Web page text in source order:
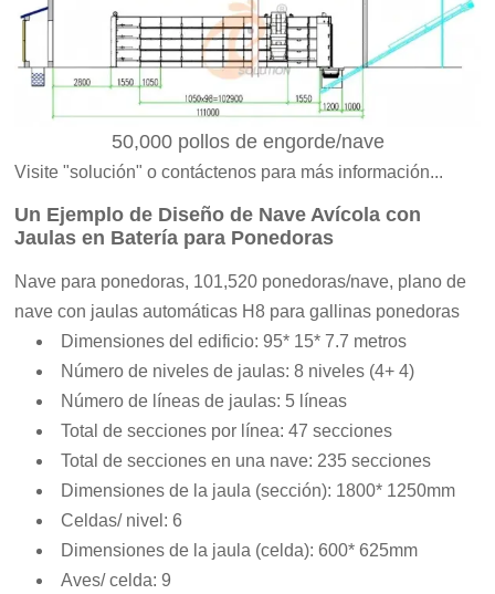
50,000 pollos de engorde/nave
Visite "solución" o contáctenos para más información...
Un Ejemplo de Diseño de Nave Avícola con
Jaulas en Batería para Ponedoras
Nave para ponedoras, 101,520 ponedoras/nave, plano de
nave con jaulas automáticas H8 para gallinas ponedoras
Dimensiones del edificio: 95* 15* 7.7 metros
Número de niveles de jaulas: 8 niveles (4+ 4)
Número de líneas de jaulas: 5 líneas
Total de secciones por línea: 47 secciones
Total de secciones en una nave: 235 secciones
Dimensiones de la jaula (sección): 1800* 1250mm
Celdas/ nivel: 6
Dimensiones de la jaula (celda): 600* 625mm
Aves/ celda: 9